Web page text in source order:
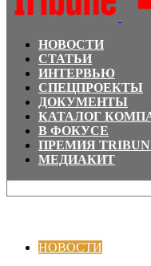
НОВОСТИ
СТАТЬИ
ИНТЕРВЬЮ
СПЕЦПРОЕКТЫ
ДОКУМЕНТЫ
КАТАЛОГ
В ФОКУСЕ
ПРЕМИЯ
МЕДИАКИТ
НОВОСТИ